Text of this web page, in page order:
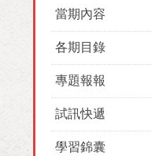
當期內容
各期目錄
專題報報
試訊快遞
學習錦囊